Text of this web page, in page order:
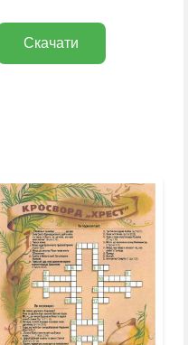
Скачати